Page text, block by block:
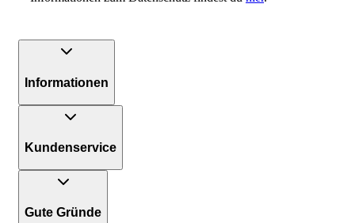
Informationen
Kundenservice
Gute Gründe